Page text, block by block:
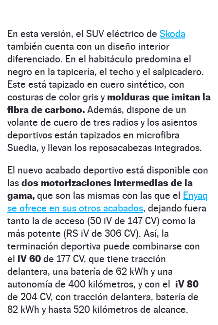
En esta versión, el SUV eléctrico de Skoda
también cuenta con un diseño interior
diferenciado. En el habitáculo predomina el
negro en la tapicería, el techo y el salpicadero.
Este está tapizado en cuero sintético, con
costuras de color gris y molduras que imitan la
fibra de carbono. Además, dispone de un
volante de cuero de tres radios y los asientos
deportivos están tapizados en microfibra
Suedia, y llevan los reposacabezas integrados.
El nuevo acabado deportivo está disponible con
las dos motorizaciones intermedias de la
gama, que son las mismas con las que el Enyaq
se ofrece en sus otros acabados, dejando fuera
tanto la de acceso (50 iV de 147 CV) como la
más potente (RS iV de 306 CV). Así, la
terminación deportiva puede combinarse con
el iV 60 de 177 CV, que tiene tracción
delantera, una batería de 62 kWh y una
autonomía de 400 kilómetros, y con el iV 80
de 204 CV, con tracción delantera, batería de
82 kWh y hasta 520 kilómetros de alcance.